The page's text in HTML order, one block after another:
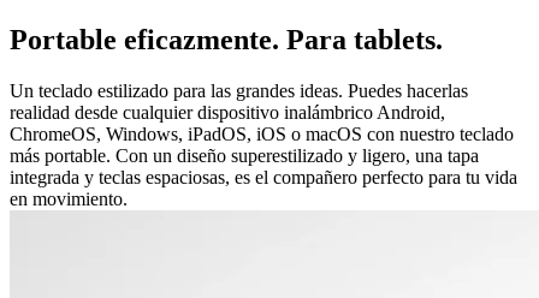
Portable eficazmente. Para tablets.
Un teclado estilizado para las grandes ideas. Puedes hacerlas
realidad desde cualquier dispositivo inalámbrico Android,
ChromeOS, Windows, iPadOS, iOS o macOS con nuestro teclado
más portable. Con un diseño superestilizado y ligero, una tapa
integrada y teclas espaciosas, es el compañero perfecto para tu vida
en movimiento.